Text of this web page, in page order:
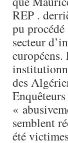
REP .
pu
secteur
des
«
semblent
été